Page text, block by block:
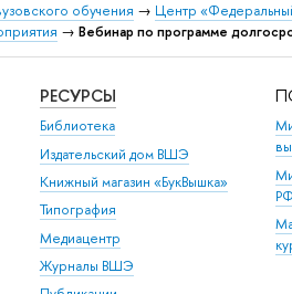
обучения → Центр
→ Вебинар по программе
РЕСУРСЫ
Библиотека
Издательский дом ВШЭ
Книжный магазин «БукВышка»
Типография
Медиацентр
Журналы ВШЭ
РФ